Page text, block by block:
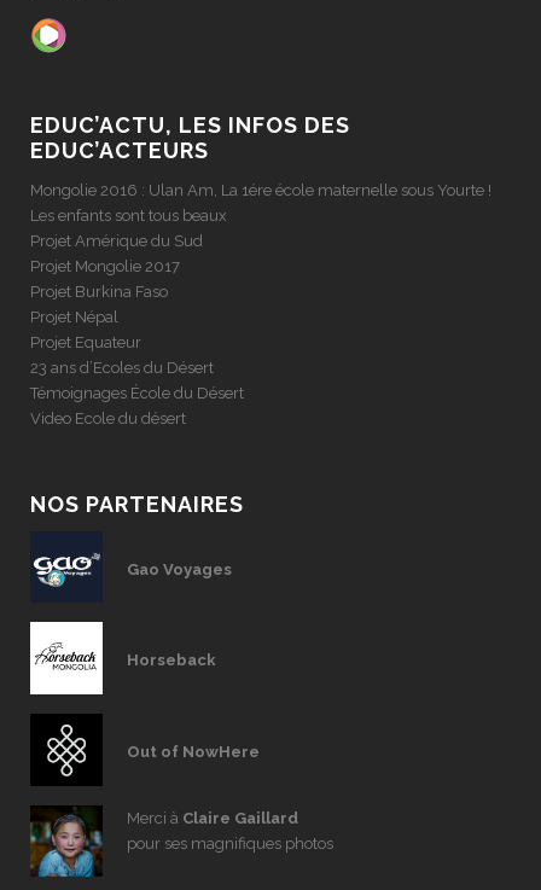
EDUC’ACTU, LES INFOS DES
EDUC’ACTEURS
Mongolie 2016 : Ulan Am, La 1ére école maternelle sous Yourte !
Les enfants sont tous beaux
Projet Amérique du Sud
Projet Mongolie 2017
Projet Burkina Faso
Projet Népal
Projet Equateur
23 ans d’Ecoles du Désert
Témoignages École du Désert
Video Ecole du désert
NOS PARTENAIRES
Gao Voyages
Horseback
Out of NowHere
Merci à Claire Gaillard
pour ses magnifiques photos